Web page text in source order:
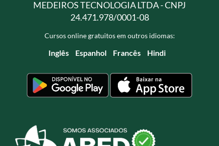
MEDEIROS TECNOLOGIA LTDA - CNPJ
24.471.978/0001-08
Cursos online gratuitos em outros idiomas:
Inglês Espanhol Francês Hindi